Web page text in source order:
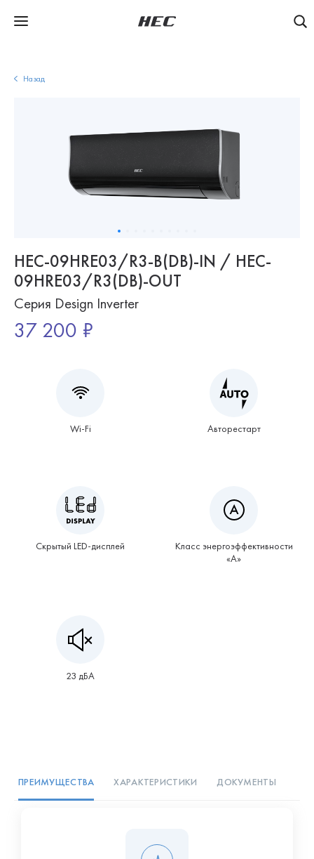
Назад
HEC-09HRE03/R3-B(DB)-IN / HEC-
09HRE03/R3(DB)-OUT
Серия Design Inverter
37 200 ₽
Wi-Fi Авторестарт
Скрытый LED-дисплей
Класс энергоэффективности
«А»
23 дБА
ПРЕИМУЩЕСТВА ХАРАКТЕРИСТИКИ ДОКУМЕНТЫ